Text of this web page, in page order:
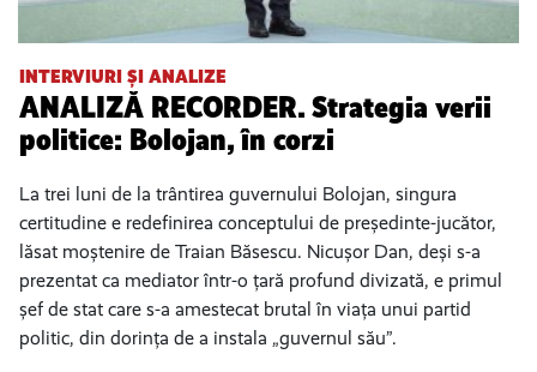
INTERVIURI ȘI ANALIZE
ANALIZĂ RECORDER. Strategia verii
politice: Bolojan, în corzi
La trei luni de la trântirea guvernului Bolojan, singura
certitudine e redefinirea conceptului de președinte-jucător,
lăsat moștenire de Traian Băsescu. Nicușor Dan, deși s-a
prezentat ca mediator într-o țară profund divizată, e primul
șef de stat care s-a amestecat brutal în viața unui partid
politic, din dorința de a instala „guvernul său”.